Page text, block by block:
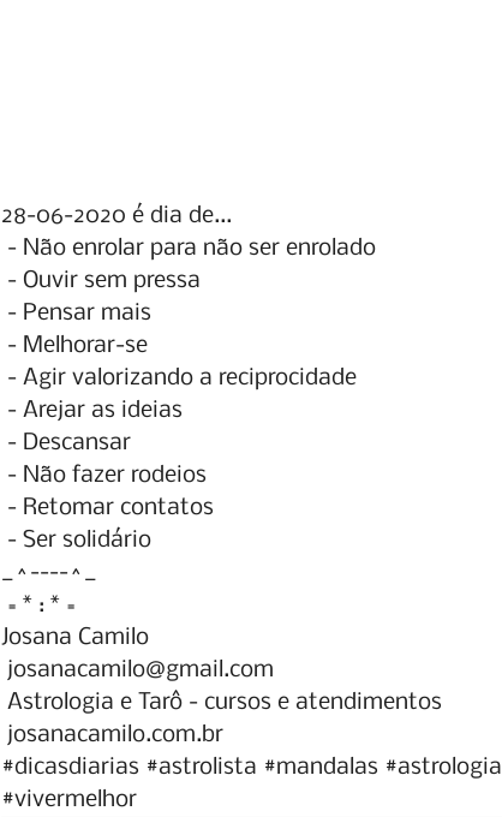
28-06-2020 é dia de...
- Não enrolar para não ser enrolado
- Ouvir sem pressa
- Pensar mais
- Melhorar-se
- Agir valorizando a reciprocidade
- Arejar as ideias
- Descansar
- Não fazer rodeios
- Retomar contatos
- Ser solidário
_^----^_
= * : * =
Josana Camilo
josanacamilo@gmail.com
Astrologia e Tarô - cursos e atendimentos
josanacamilo.com.br
#dicasdiarias #astrolista #mandalas #astrologia
#vivermelhor